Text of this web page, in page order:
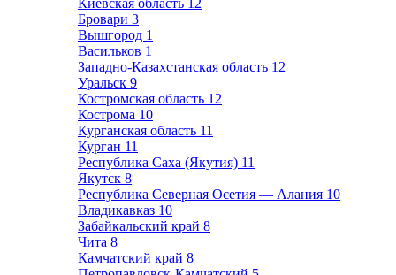
Киевская область 12
Бровари 3
Вышгород 1
Васильков 1
Западно-Казахстанская область 12
Уральск 9
Костромская область 12
Кострома 10
Курганская область 11
Курган 11
Республика Саха (Якутия) 11
Якутск 8
Республика Северная Осетия — Алания 10
Владикавказ 10
Забайкальский край 8
Чита 8
Камчатский край 8